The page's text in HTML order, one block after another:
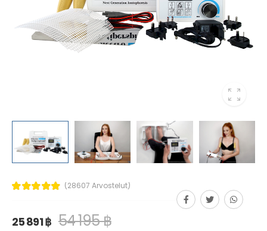
(28607 Arvostelut)
25 891 ฿ 54 195 ฿